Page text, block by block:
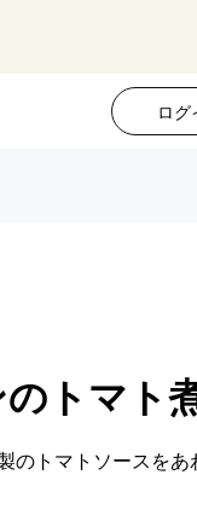
ログ
トマト
のトマトソースをあ